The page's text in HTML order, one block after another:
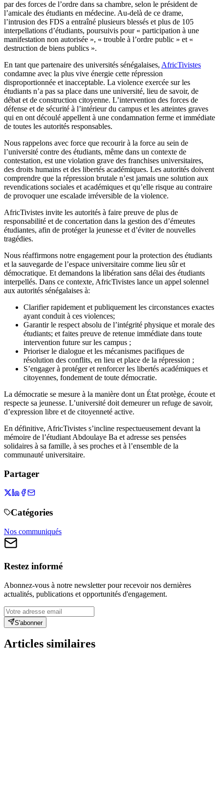
par des forces de l’ordre dans sa chambre, selon le président de
l’amicale des étudiants en médecine. Au-delà de ce drame,
l’intrusion des FDS a entraîné plusieurs blessés et plus de 105
interpellations d’étudiants, poursuivis pour « participation à une
manifestation non autorisée », « trouble à l’ordre public » et «
destruction de biens publics ».
En tant que partenaire des universités sénégalaises, AfricTivistes
condamne avec la plus vive énergie cette répression
disproportionnée et inacceptable. La violence exercée sur les
étudiants n’a pas sa place dans une université, lieu de savoir, de
débat et de construction citoyenne. L’intervention des forces de
défense et de sécurité à l’intérieur du campus et les atteintes graves
qui en ont découlé appellent à une condamnation ferme et immédiate
de toutes les autorités responsables.
Nous rappelons avec force que recourir à la force au sein de
l’université contre des étudiants, même dans un contexte de
contestation, est une violation grave des franchises universitaires,
des droits humains et des libertés académiques. Les autorités doivent
comprendre que la répression brutale n’est jamais une solution aux
revendications sociales et académiques et qu’elle risque au contraire
de provoquer une escalade irréversible de la violence.
AfricTivistes invite les autorités à faire preuve de plus de
responsabilité et de concertation dans la gestion des d’émeutes
étudiantes, afin de protéger la jeunesse et d’éviter de nouvelles
tragédies.
Nous réaffirmons notre engagement pour la protection des étudiants
et la sauvegarde de l’espace universitaire comme lieu sûr et
démocratique. Et demandons la libération sans délai des étudiants
interpellés. Dans ce contexte, AfricTivistes lance un appel solennel
aux autorités sénégalaises à:
Clarifier rapidement et publiquement les circonstances exactes
ayant conduit à ces violences;
Garantir le respect absolu de l’intégrité physique et morale des
étudiants; et faites preuve de retenue immédiate dans toute
intervention future sur les campus ;
Prioriser le dialogue et les mécanismes pacifiques de
résolution des conflits, en lieu et place de la répression ;
S’engager à protéger et renforcer les libertés académiques et
citoyennes, fondement de toute démocratie.
La démocratie se mesure à la manière dont un État protège, écoute et
respecte sa jeunesse. L’université doit demeurer un refuge de savoir,
d’expression libre et de citoyenneté active.
En définitive, AfricTivistes s’incline respectueusement devant la
mémoire de l’étudiant Abdoulaye Ba et adresse ses pensées
solidaires à sa famille, à ses proches et à l’ensemble de la
communauté universitaire.
Partager
Catégories
Nos communiqués
Restez informé
Abonnez-vous à notre newsletter pour recevoir nos dernières
actualités, publications et opportunités d'engagement.
S'abonner
Articles similaires